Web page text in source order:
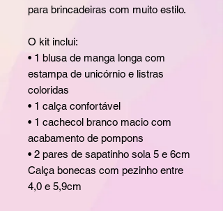
para brincadeiras com muito estilo.
O kit inclui:
• 1 blusa de manga longa com
estampa de unicórnio e listras
coloridas
• 1 calça confortável
• 1 cachecol branco macio com
acabamento de pompons
• 2 pares de sapatinho sola 5 e 6cm
Calça bonecas com pezinho entre
4,0 e 5,9cm